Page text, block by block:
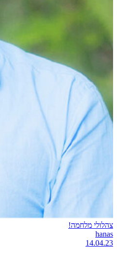
צהלולי מלחמה!
hanas
14.04.23